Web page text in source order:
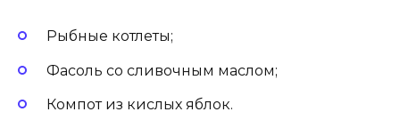
Рыбные котлеты;
Фасоль со сливочным маслом;
Компот из кислых яблок.